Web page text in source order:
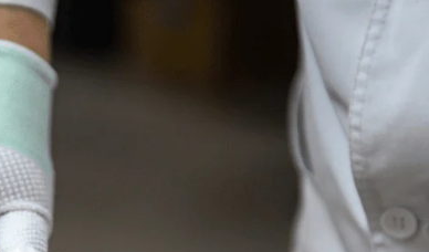
напряжения и тепловыделение минимальны.
форму в соответствии с геометрией
из полимера, алюминия или стали.
(токосъемники).